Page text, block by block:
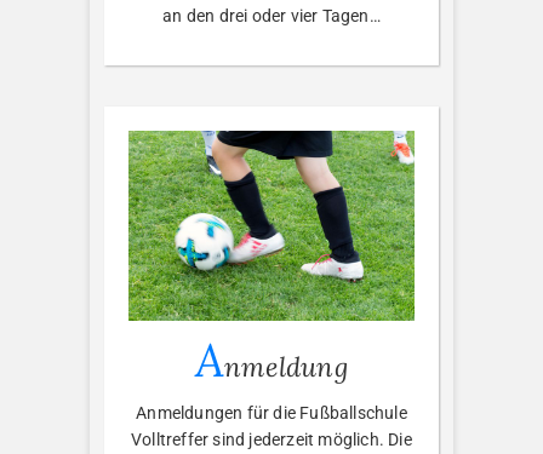
an den drei oder vier Tagen…
Anmeldung
Anmeldungen für die Fußballschule
Volltreffer sind jederzeit möglich. Die